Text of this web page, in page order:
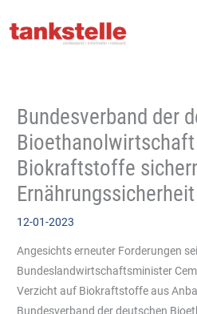
Inhalt
Bundesverband der
Biokraftstoffe
Ernährungssicherheit
12-01-2023
Angesichts erneuter Forderungen
Bundeslandwirtschaftsminister
Verzicht auf Biokraftstoffe aus
Bundesverband der deutschen